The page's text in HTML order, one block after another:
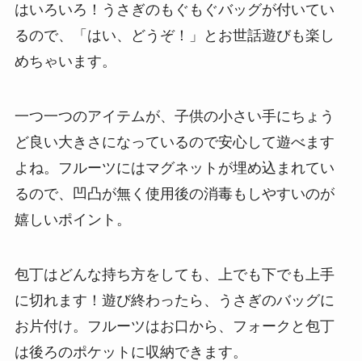
はいろいろ！うさぎのもぐもぐバッグが付いてい
るので、「はい、どうぞ！」とお世話遊びも楽し
めちゃいます。
一つ一つのアイテムが、子供の小さい手にちょう
ど良い大きさになっているので安心して遊べます
よね。フルーツにはマグネットが埋め込まれてい
るので、凹凸が無く使用後の消毒もしやすいのが
嬉しいポイント。
包丁はどんな持ち方をしても、上でも下でも上手
に切れます！遊び終わったら、うさぎのバッグに
お片付け。フルーツはお口から、フォークと包丁
は後ろのポケットに収納できます。